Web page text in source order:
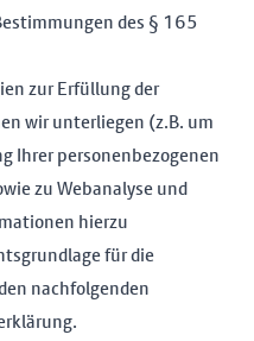
des § 165
zur Erfüllung der
wir unterliegen (z.B. um
Ihrer personenbezogenen
zu Webanalyse und
hierzu
für die
nachfolgenden